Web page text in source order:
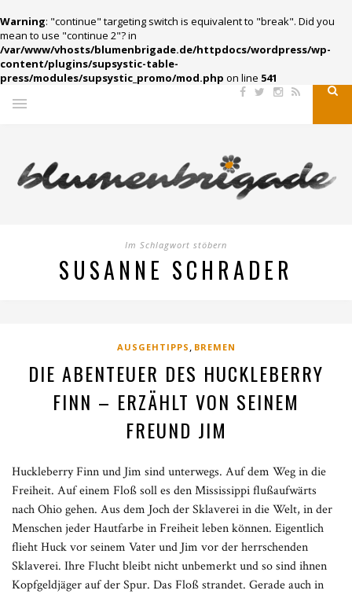
Warning: "continue" targeting switch is equivalent to "break". Did you
mean to use "continue 2"? in
/var/www/vhosts/blumenbrigade.de/httpdocs/wordpress/wp-
content/plugins/supsystic-table-
press/modules/supsystic_promo/mod.php on line 541
Im Schlagwort stöbern
SUSANNE SCHRADER
AUSGEHTIPPS , BREMEN
DIE ABENTEUER DES HUCKLEBERRY
FINN – ERZÄHLT VON SEINEM
FREUND JIM
Huckleberry Finn und Jim sind unterwegs. Auf dem Weg in die
Freiheit. Auf einem Floß soll es den Mississippi flußaufwärts
nach Ohio gehen. Aus dem Joch der Sklaverei in die Welt, in der
Menschen jeder Hautfarbe in Freiheit leben können. Eigentlich
flieht Huck vor seinem Vater und Jim vor der herrschenden
Sklaverei. Ihre Flucht bleibt nicht unbemerkt und so sind ihnen
Kopfgeldjäger auf der Spur. Das Floß strandet. Gerade auch in